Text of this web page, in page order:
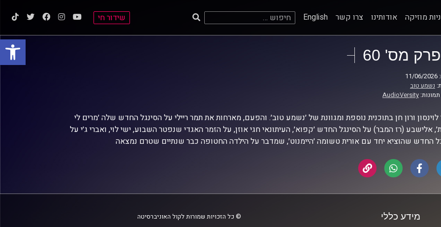
פתח
מוזיקה אודותינו צרו קשר English חיפוש: שידור חי
פרק מס' 60
נשמע טוב
AudioVersity
לוינסון ורון חן בתוכנית נוספת ומגוונת של ׳נשמע טוב׳. והפעם, מארחות את תמר ריילי על הסינגל החדש שלה ׳מרים לי
אלישבע (רז המבר) על הסינגל החדש ׳קפוא׳, העיתונאי חגי אוזן, על הזמר האגדי שנפטר השבוע, ישי לוי, ואברי ג׳י על
החדש שהוציא יחד עם אורית טשומה ׳היימנוט׳, שמדבר על הילדה החטופה כבר שנתיים שטרם נמצאה
מידע כללי © כל הזכויות שמורות לקול האוניברסיטה